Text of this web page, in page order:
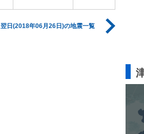
翌日(2018年06月26日)の地震一覧